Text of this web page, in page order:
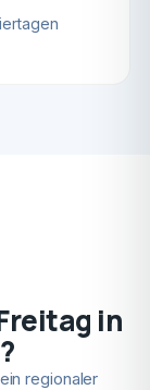
in
regionaler